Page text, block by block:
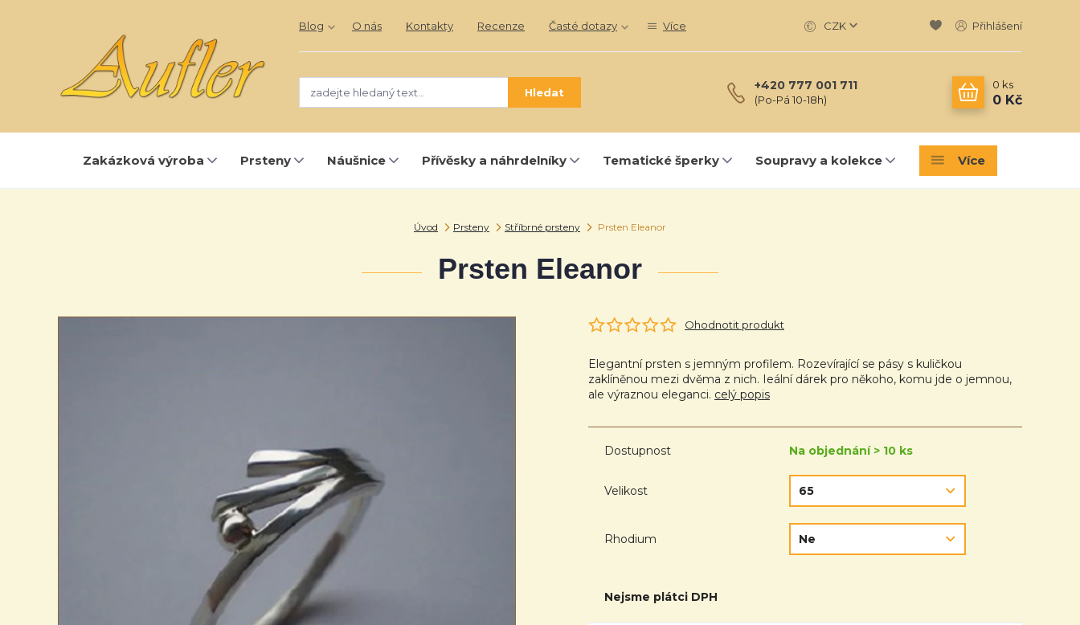
Blog O nás Kontakty Recenze Časté dotazy Více CZK Přihlášení
Hledat +420 777 001 711
(Po-Pá 10-18h)
0 ks
0 Kč
Zakázková výroba Prsteny Náušnice Přívěsky a náhrdelníky Tematické šperky Soupravy a kolekce Více
Úvod Prsteny Stříbrné prsteny Prsten Eleanor
Prsten Eleanor
Ohodnotit produkt
Elegantní prsten s jemným profilem. Rozevírající se pásy s kuličkou
zaklíněnou mezi dvěma z nich. Ieální dárek pro někoho, komu jde o jemnou,
ale výraznou eleganci. celý popis
Dostupnost Na objednání > 10 ks
Velikost
Rhodium
Nejsme plátci DPH